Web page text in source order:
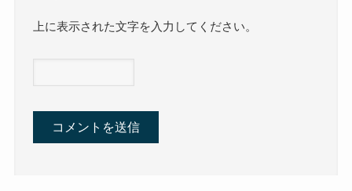
上に表示された文字を入力してください。